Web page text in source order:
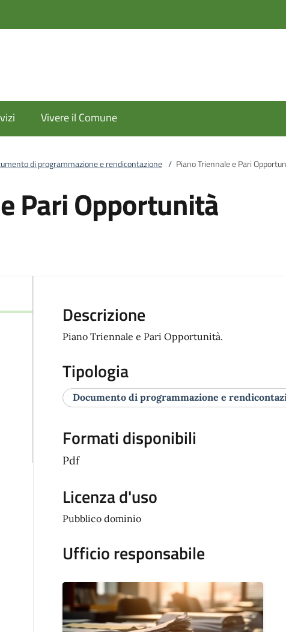
Vivere il Comune
di programmazione e rendicontazione / Piano Triennale e Pari
Pari Opportunità
Descrizione
Piano Triennale e Pari Opportunità.
Tipologia
Documento di programmazione e
Formati disponibili
Pdf
Licenza d'uso
Pubblico dominio
Ufficio responsabile